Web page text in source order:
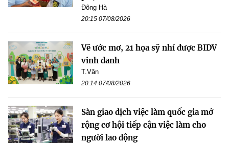
Đông Hà
20:15 07/08/2026
Vẽ ước mơ, 21 họa sỹ nhí được BIDV
vinh danh
T.Vân
20:14 07/08/2026
Sàn giao dịch việc làm quốc gia mở
rộng cơ hội tiếp cận việc làm cho
người lao động